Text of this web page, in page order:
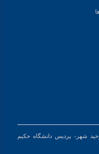
شهر- پردیس دانشگاه حکیم